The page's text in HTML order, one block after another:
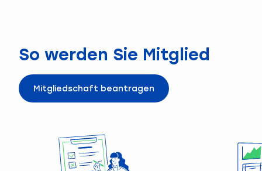
So werden Sie Mitglied
Mitgliedschaft beantragen